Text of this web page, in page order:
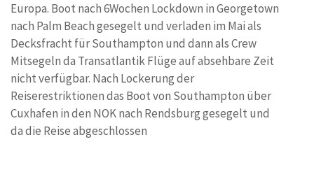
Europa. Boot nach 6Wochen Lockdown in Georgetown
nach Palm Beach gesegelt und verladen im Mai als
Decksfracht für Southampton und dann als Crew
Mitsegeln da Transatlantik Flüge auf absehbare Zeit
nicht verfügbar. Nach Lockerung der
Reiserestriktionen das Boot von Southampton über
Cuxhafen in den NOK nach Rendsburg gesegelt und
da die Reise abgeschlossen